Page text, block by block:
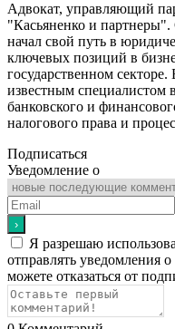
Адвокат, управляющий
"Касьяненко и
начал свой путь в
ключевых позиций в
государственном
известным специалистом
банковского и
налогового права и
Подписаться
Уведомление о
Я разрешаю
отправлять уведомления
можете отказаться от